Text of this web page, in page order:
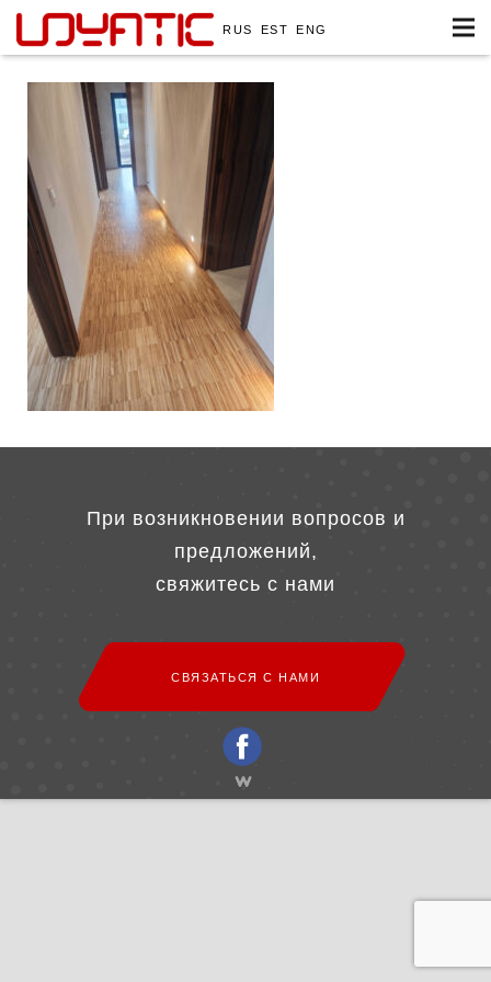
RUS EST ENG
При возникновении вопросов и
предложений,
свяжитесь с нами
СВЯЗАТЬСЯ С НАМИ